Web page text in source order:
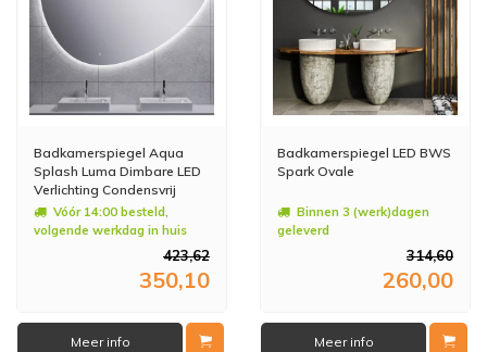
Badkamerspiegel Aqua
Splash Luma Dimbare LED
Verlichting Condensvrij
80x55 cm
Vóór 14:00 besteld,
volgende werkdag in huis
423,62
350,10
Meer info
Badkamerspiegel LED BWS
Spark Ovale
Binnen 3 (werk)dagen
geleverd
314,60
260,00
Meer info